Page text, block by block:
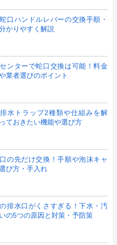
口ハンドルレバーの交換手順・
かりやすく解説
ンターで蛇口交換は可能！料金
業者選びのポイント
水トラップ2種類や仕組みを解
ておきたい機能や選び方
の先だけ交換！手順や泡沫キャ
び方・手入れ
排水口がくさすぎる！下水・汚
の5つの原因と対策・予防策